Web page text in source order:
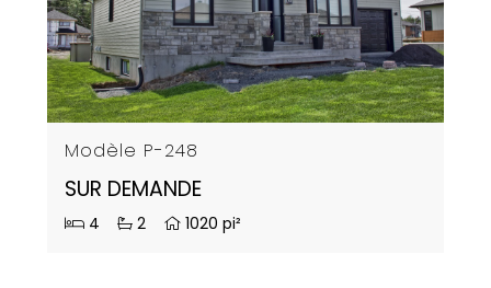
Modèle P-248
SUR DEMANDE
4 2 1020 pi²